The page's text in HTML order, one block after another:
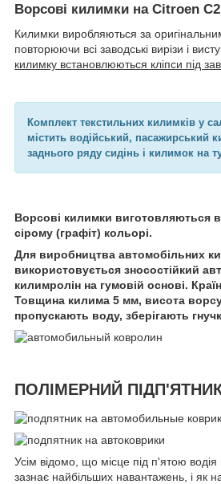
Ворсові килимки на Citroen
Килимки виробляються за
повторюючи всі заводські вирізи і
килимку встановлюються кліпси під
Комплект текстильних килимків у
містить водійський, пасажирський
заднього ряду сидінь і килимок на
Ворсові килимки виготовляються
сірому (графіт) кольорі.
Для виробництва автомобільних
використовується зносостійкий
килимролін на гумовій основі.
Товщина килима 5 мм, висота
пропускають воду, зберігають
ПОЛІМЕРНИЙ
Усім відомо, що місце під п'ятою
зазнає найбільших навантажень, і як